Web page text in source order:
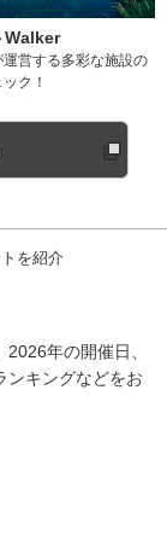
Walker
営する多彩な施設の
ク！
を紹介
年の開催日、
ンキングなどをお